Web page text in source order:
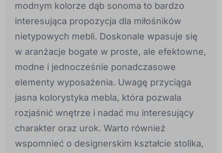
modnym kolorze dąb sonoma to bardzo
interesująca propozycja dla miłośników
nietypowych mebli. Doskonale wpasuje się
w aranżacje bogate w proste, ale efektowne,
modne i jednocześnie ponadczasowe
elementy wyposażenia. Uwagę przyciąga
jasna kolorystyka mebla, która pozwala
rozjaśnić wnętrze i nadać mu interesujący
charakter oraz urok. Warto również
wspomnieć o designerskim kształcie stolika,